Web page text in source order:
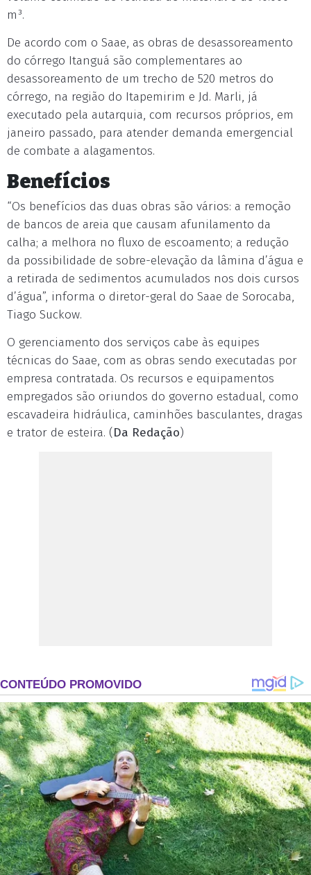
m³.
De acordo com o Saae, as obras de desassoreamento
do córrego Itanguá são complementares ao
desassoreamento de um trecho de 520 metros do
córrego, na região do Itapemirim e Jd. Marli, já
executado pela autarquia, com recursos próprios, em
janeiro passado, para atender demanda emergencial
de combate a alagamentos.
Benefícios
“Os benefícios das duas obras são vários: a remoção
de bancos de areia que causam afunilamento da
calha; a melhora no fluxo de escoamento; a redução
da possibilidade de sobre-elevação da lâmina d’água e
a retirada de sedimentos acumulados nos dois cursos
d’água”, informa o diretor-geral do Saae de Sorocaba,
Tiago Suckow.
O gerenciamento dos serviços cabe às equipes
técnicas do Saae, com as obras sendo executadas por
empresa contratada. Os recursos e equipamentos
empregados são oriundos do governo estadual, como
escavadeira hidráulica, caminhões basculantes, dragas
e trator de esteira. (Da Redação)